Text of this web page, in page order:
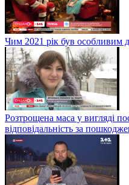
Чим 2021 рік був особливим
Розтрощена маса у вигляді
відповідальність за